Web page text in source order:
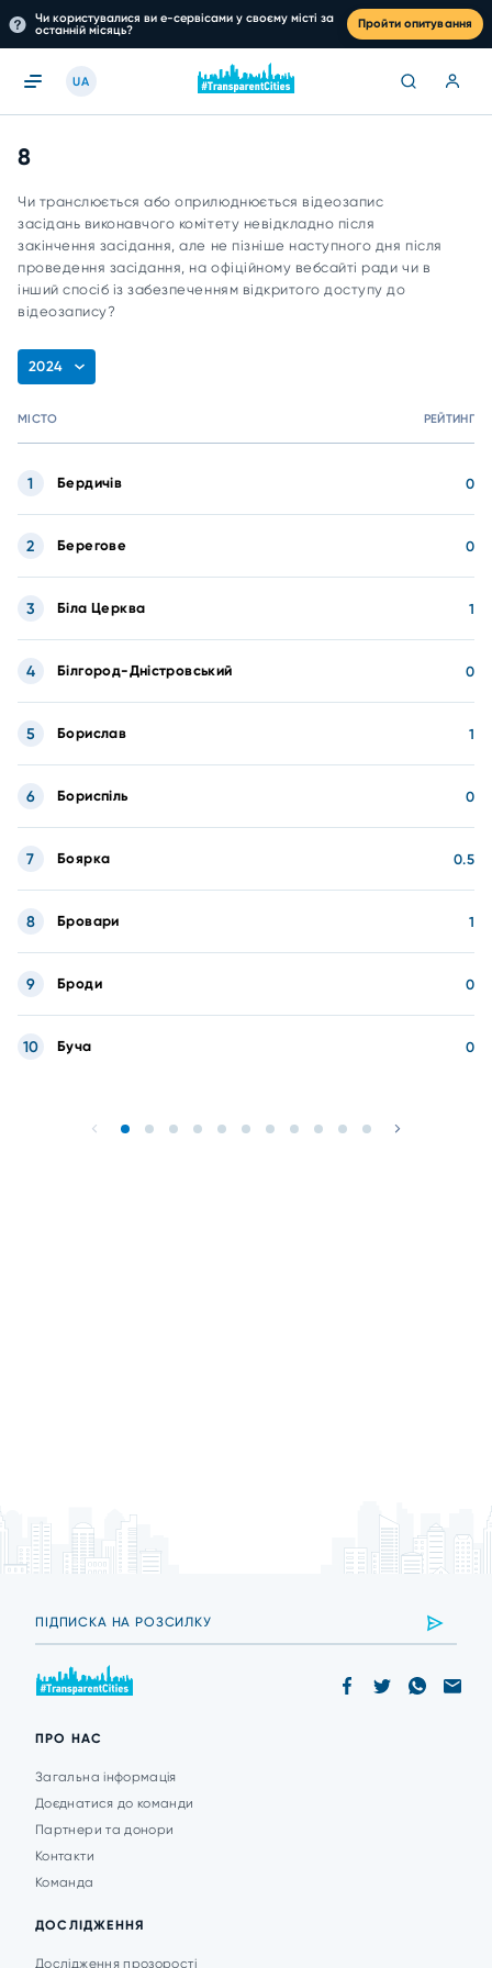
Чи користувалися ви е-сервісами у своєму місті за
останній місяць?
Пройти опитування
UA
8
Чи транслюється або оприлюднюється відеозапис
засідань виконавчого комітету невідкладно після
закінчення засідання, але не пізніше наступного дня після
проведення засідання, на офіційному вебсайті ради чи в
інший спосіб із забезпеченням відкритого доступу до
відеозапису?
2024
МІСТО РЕЙТИНГ
Бердичів 0
1
Берегове 0
2
Біла Церква 1
3
Білгород-Дністровський 0
4
Борислав 1
5
Бориспіль 0
6
Боярка 0.5
7
Бровари 1
8
Броди 0
9
Буча 0
10
ПРО НАС
Загальна інформація
Доєднатися до команди
Партнери та донори
Контакти
Команда
ДОСЛІДЖЕННЯ
Дослідження прозорості